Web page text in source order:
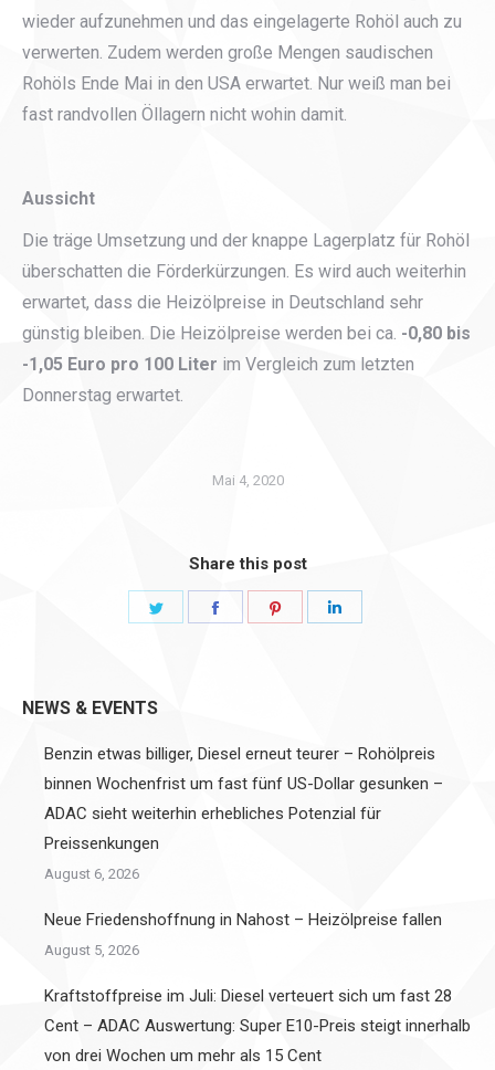
wieder aufzunehmen und das eingelagerte Rohöl auch zu
verwerten. Zudem werden große Mengen saudischen
Rohöls Ende Mai in den USA erwartet. Nur weiß man bei
fast randvollen Öllagern nicht wohin damit.
Aussicht
Die träge Umsetzung und der knappe Lagerplatz für Rohöl
überschatten die Förderkürzungen. Es wird auch weiterhin
erwartet, dass die Heizölpreise in Deutschland sehr
günstig bleiben. Die Heizölpreise werden bei ca. -0,80 bis
-1,05 Euro pro 100 Liter im Vergleich zum letzten
Donnerstag erwartet.
Mai 4, 2020
Share this post
Share
NEWS & EVENTS
Benzin etwas billiger, Diesel erneut teurer – Rohölpreis
binnen Wochenfrist um fast fünf US-Dollar gesunken –
ADAC sieht weiterhin erhebliches Potenzial für
Preissenkungen
August 6, 2026
Neue Friedenshoffnung in Nahost – Heizölpreise fallen
August 5, 2026
Kraftstoffpreise im Juli: Diesel verteuert sich um fast 28
Cent – ADAC Auswertung: Super E10-Preis steigt innerhalb
von drei Wochen um mehr als 15 Cent